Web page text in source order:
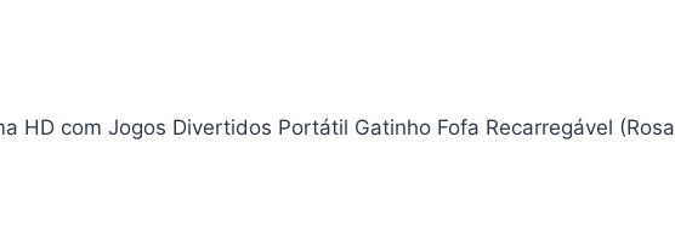
HD com Jogos Divertidos Portátil Gatinho Fofa Recarregável (Rosa